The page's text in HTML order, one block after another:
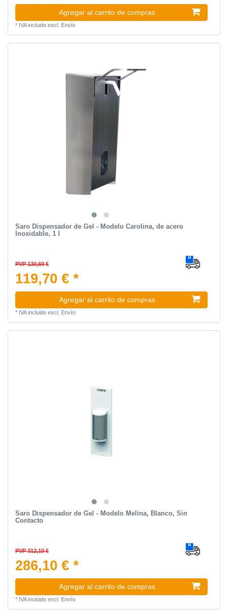
Agregar al carrito de compras
* IVA incluidoexcl. Envío
Saro Dispensador de Gel - Modelo Carolina, de acero
Inoxidable, 1 l
PVP 130,60 €
119,70 € *
Agregar al carrito de compras
* IVA incluidoexcl. Envío
Saro Dispensador de Gel - Modelo Melina, Blanco, Sin
Contacto
PVP 312,10 €
286,10 € *
Agregar al carrito de compras
* IVA incluidoexcl. Envío